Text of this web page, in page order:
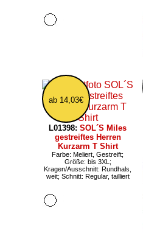
ab 14,03€
L01398: SOL´S Miles
gestreiftes Herren
Kurzarm T Shirt
Farbe: Meliert, Gestreift;
Größe: bis 3XL;
Kragen/Ausschnitt: Rundhals,
weit; Schnitt: Regular, tailliert